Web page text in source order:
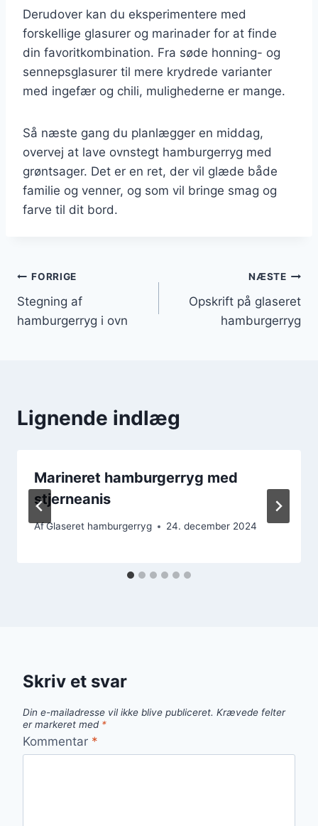
Derudover kan du eksperimentere med
forskellige glasurer og marinader for at finde
din favoritkombination. Fra søde honning- og
sennepsglasurer til mere krydrede varianter
med ingefær og chili, mulighederne er mange.
Så næste gang du planlægger en middag,
overvej at lave ovnstegt hamburgerryg med
grøntsager. Det er en ret, der vil glæde både
familie og venner, og som vil bringe smag og
farve til dit bord.
Indlægsnavigation
FORRIGE
Stegning af
hamburgerryg i ovn
NÆSTE
Opskrift på glaseret
hamburgerryg
Lignende indlæg
Marineret hamburgerryg med
stjerneanis
AfGlaseret hamburgerryg 24. december 2024
Skriv et svar
Din e-mailadresse vil ikke blive publiceret. Krævede felter
er markeret med *
Kommentar *